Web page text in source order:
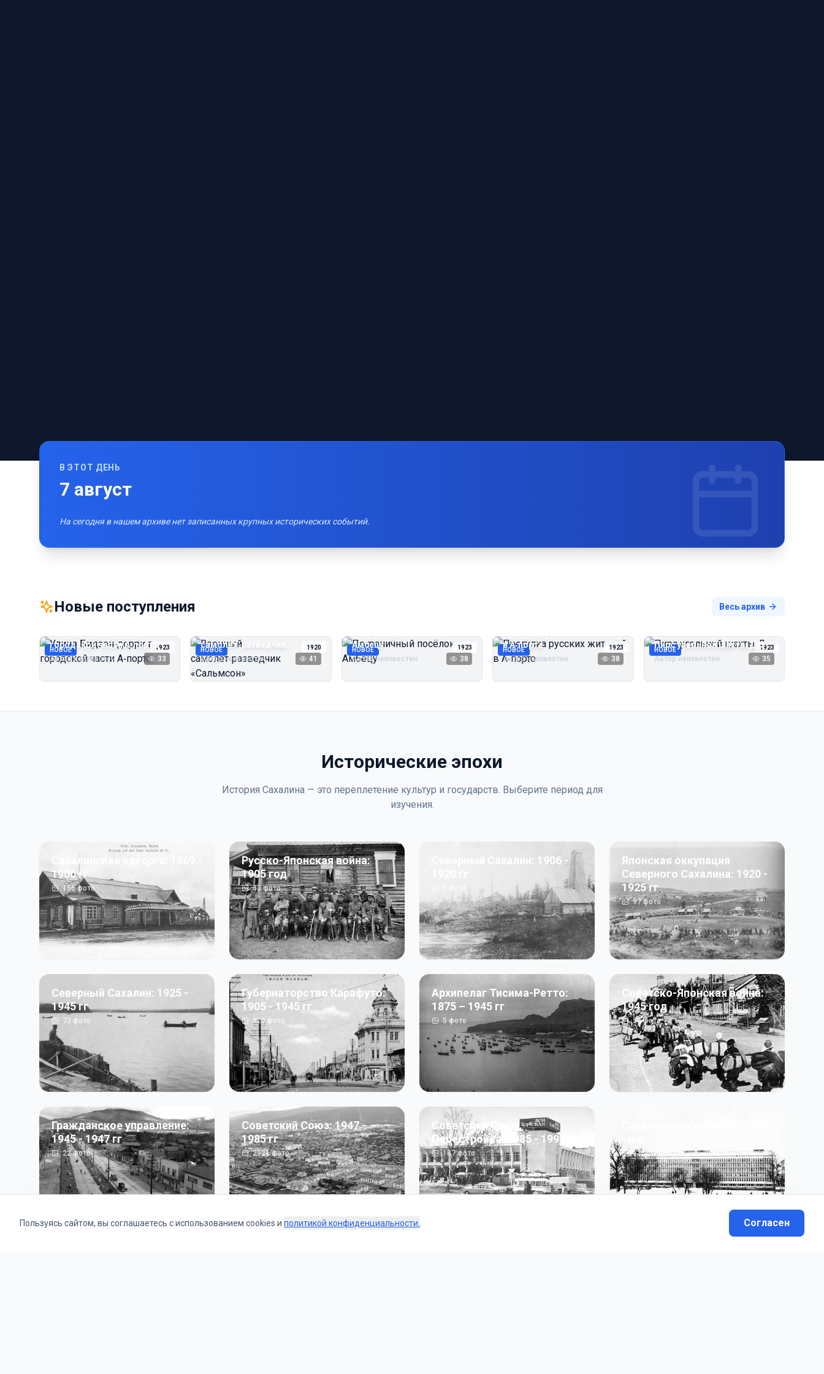
В ЭТОТ ДЕНЬ
7 август
На сегодня в нашем архиве нет записанных крупных исторических событий.
Новые поступления Весь архив
НОВОЕ 1923
Улица Бидзэн‑дорри в
городской части А‑порта
Автор неизвестен 33
НОВОЕ 1920
Военный
самолёт‑разведчик
«Сальмсон»
Автор неизвестен 41
НОВОЕ 1923
Пограничный посёлок
Амбецу
Автор неизвестен 38
НОВОЕ 1923
Прогулка русских жителей
в А‑порте
Автор неизвестен 38
НОВОЕ 1923
Пирс угольной шахты Дуэ
Автор неизвестен 35
Исторические эпохи
История Сахалина — это переплетение культур и государств. Выберите период для
изучения.
Сахалинская каторга: 1869 -
1906 гг
156фото
Русско-Японская война:
1905 год
43фото
Северный Сахалин: 1906 -
Японская оккупация
Северного Сахалина: 1920 -
1925 гг
97фото
Северный Сахалин: 1925 -
1945 гг
73 фото
Губернаторство Карафуто:
1905 - 1945 гг
820фото
Архипелаг Тисима-Ретто:
1875 – 1945 гг
5фото
Советско-Японская война:
1945 год
50фото
Гражданское управление:
1945 - 1947 гг
22фото
Советский Союз: 1947 -
1985 гг
2121фото
Советский Союз.
Перестройка: 1985 - 1991 гг
187фото 13фото
Пользуясь сайтом, вы соглашаетесь с использованием cookies и политикой конфиденциальности. Согласен